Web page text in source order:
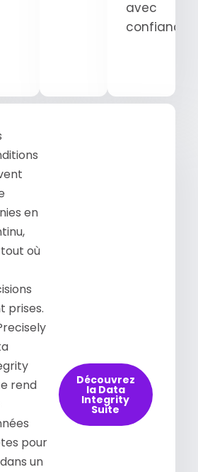
avec
confiance.
en
où
prises.
rend
pour
dans un
Découvrez
la Data
Integrity
Suite